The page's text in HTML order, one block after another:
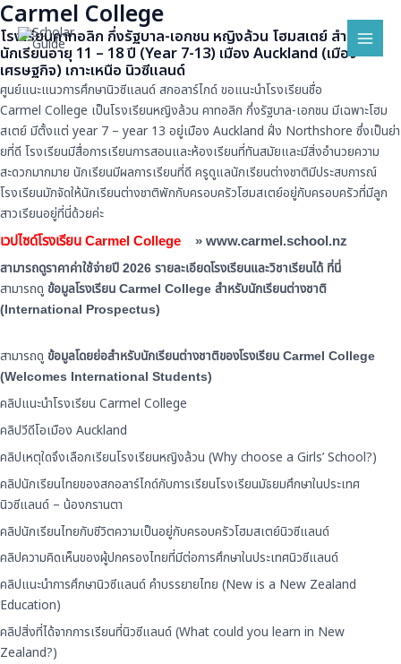
Skip
to
content
Carmel College
โรงเรียนคาทอลิก กึ่งรัฐบาล-เอกชน หญิงล้วน โฮมสเตย์ สำหรับ
นักเรียนอายุ 11 – 18 ปี (Year 7-13) เมือง Auckland (เมือง
เศรษฐกิจ) เกาะเหนือ นิวซีแลนด์
ศูนย์แนะแนวการศึกษานิวซีแลนด์ สกอลาร์ไกด์ ขอแนะนำโรงเรียนชื่อ
Carmel College เป็นโรงเรียนหญิงล้วน คาทอลิก กึ่งรัฐบาล-เอกชน มีเฉพาะโฮม
สเตย์ มีตั้งแต่ year 7 – year 13 อยู่เมือง Auckland ฝั่ง Northshore ซึ่งเป็นย่า
ยที่ดี โรงเรียนมีสื่อการเรียนการสอนและห้องเรียนที่ทันสมัยและมีสิ่งอำนวยความ
สะดวกมากมาย นักเรียนมีผลการเรียนที่ดี ครูดูแลนักเรียนต่างชาติมีประสบการณ์
โรงเรียนมักจัดให้นักเรียนต่างชาติพักกับครอบครัวโฮมสเตย์อยู่กับครอบครัวที่มีลูก
สาวเรียนอยู่ที่นี่ด้วยค่ะ
เวปไซด์โรงเรียน Carmel College » www.carmel.school.nz
สามารถดูราคาค่าใช้จ่ายปี 2026 รายละเอียดโรงเรียนและวิชาเรียนได้ ที่นี่
สามารถดู ข้อมูลโรงเรียน Carmel College สำหรับนักเรียนต่างชาติ
(International Prospectus)
สามารถดู ข้อมูลโดยย่อสำหรับนักเรียนต่างชาติของโรงเรียน Carmel College
(Welcomes International Students)
คลิปแนะนำโรงเรียน Carmel College
คลิปวีดีโอเมือง Auckland
คลิปเหตุใดจึงเลือกเรียนโรงเรียนหญิงล้วน (Why choose a Girls’ School?)
คลิปนักเรียนไทยของสกอลาร์ไกด์กับการเรียนโรงเรียนมัธยมศึกษาในประเทศ
นิวซีแลนด์ – น้องกรานตา
คลิปนักเรียนไทยกับชีวิตความเป็นอยู่กับครอบครัวโฮมสเตย์นิวซีแลนด์
คลิปความคิดเห็นของผู้ปกครองไทยที่มีต่อการศึกษาในประเทศนิวซีแลนด์
คลิปแนะนำการศึกษานิวซีแลนด์ คำบรรยายไทย (New is a New Zealand
Education)
คลิปสิ่งที่ได้จากการเรียนที่นิวซีแลนด์ (What could you learn in New
Zealand?)